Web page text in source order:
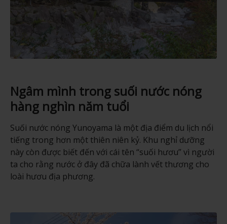
Ngâm mình trong suối nước nóng
hàng nghìn năm tuổi
Suối nước nóng Yunoyama là một địa điểm du lịch nổi
tiếng trong hơn một thiên niên kỷ. Khu nghỉ dưỡng
này còn được biết đến với cái tên “suối hươu” vì người
ta cho rằng nước ở đây đã chữa lành vết thương cho
loài hươu địa phương.